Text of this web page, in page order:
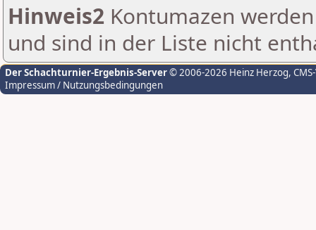
Hinweis2 Kontumazen
und sind in der Liste nicht
Der Schachturnier-Ergebnis-Server© 2006-2026 Heinz Herzog,
Impressum / Nutzungsbedingungen